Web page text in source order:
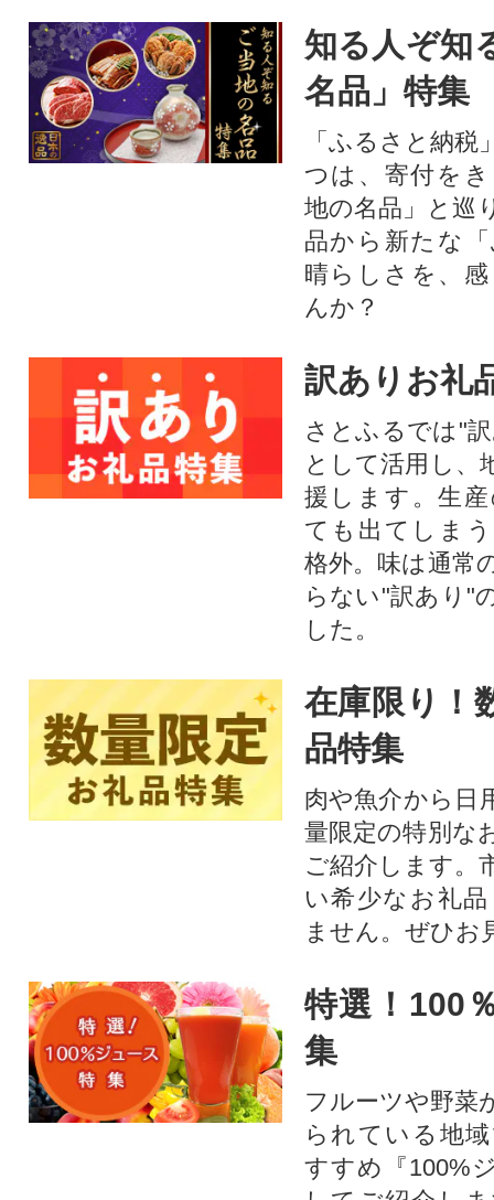
知る人ぞ知
名品」特集
「ふるさと納
つは、寄付を
地の名品」と巡
品から新たな
晴らしさを、
んか？
訳ありお礼
さとふるでは"
として活用し、
援します。⽣
ても出てしま
格外。味は通常
らない"訳あり"
した。
在庫限り！
品特集
肉や魚介から日
量限定の特別な
ご紹介します。
い希少なお礼
ません。ぜひお
特選！100
集
フルーツや野菜
られている地
すすめ『100%